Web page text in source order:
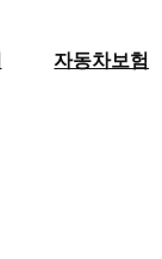
자동차보험